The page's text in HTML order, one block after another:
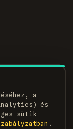
a
és
sütik
.